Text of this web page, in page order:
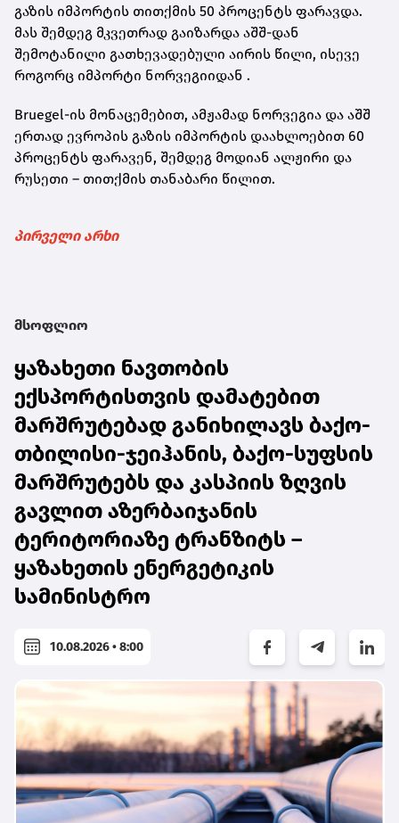
გაზის იმპორტის თითქმის 50 პროცენტს ფარავდა.
მას შემდეგ მკვეთრად გაიზარდა აშშ-დან
შემოტანილი გათხევადებული აირის წილი, ისევე
როგორც იმპორტი ნორვეგიიდან .
Bruegel-ის მონაცემებით, ამჟამად ნორვეგია და აშშ
ერთად ევროპის გაზის იმპორტის დაახლოებით 60
პროცენტს ფარავენ, შემდეგ მოდიან ალჟირი და
რუსეთი – თითქმის თანაბარი წილით.
პირველი არხი
მსოფლიო
ყაზახეთი ნავთობის
ექსპორტისთვის დამატებით
მარშრუტებად განიხილავს ბაქო-
თბილისი-ჯეიჰანის, ბაქო-სუფსის
მარშრუტებს და კასპიის ზღვის
გავლით აზერბაიჯანის
ტერიტორიაზე ტრანზიტს –
ყაზახეთის ენერგეტიკის
სამინისტრო
10.08.2026 • 8:00